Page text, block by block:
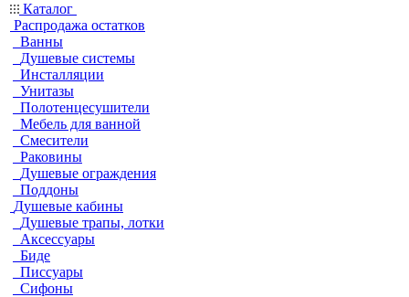
Каталог
Распродажа остатков
Ванны
Душевые системы
Инсталляции
Унитазы
Полотенцесушители
Мебель для ванной
Смесители
Раковины
Душевые ограждения
Поддоны
Душевые кабины
Душевые трапы, лотки
Аксессуары
Биде
Писсуары
Сифоны